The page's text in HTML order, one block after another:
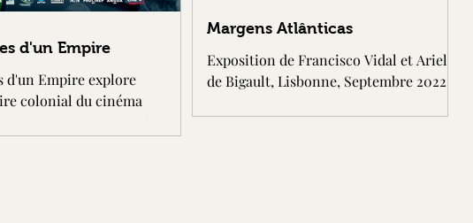
d'un Empire
d'un Empire explore
colonial du cinéma
Margens Atlânticas
Exposition de Francisco Vidal et Ariel
de Bigault, Lisbonne, Septembre 2022.